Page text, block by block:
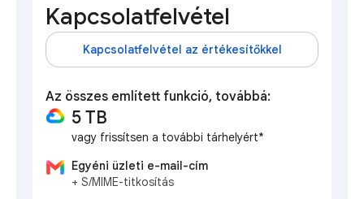
Kapcsolatfelvétel
Kapcsolatfelvétel az értékesítőkkel
Az összes említett funkció, továbbá:
5 TB
vagy frissítsen a további tárhelyért*
Egyéni üzleti e-mail-cím
+ S/MIME-titkosítás